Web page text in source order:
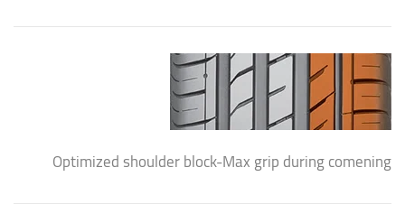
Optimized shoulder block-Max grip during comening